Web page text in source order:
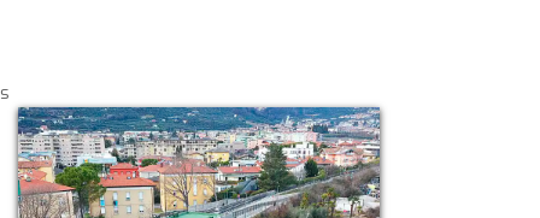
s